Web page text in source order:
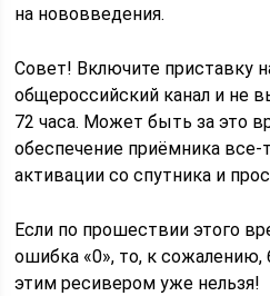
на нововведения.
Совет! Включите приставку
общероссийский канал и не
72 часа. Может быть за это
обеспечение приёмника
активации со спутника и
Если по прошествии этого
ошибка «0», то, к сожалению,
этим ресивером уже нельзя!